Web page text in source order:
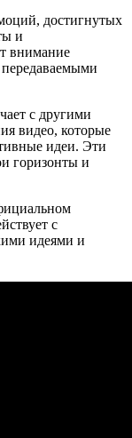
достигнутых
и
внимание
передаваемыми
с другими
видео, которые
идеи. Эти
горизонты и
с
идеями и